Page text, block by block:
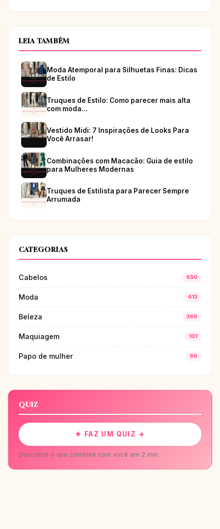
LEIA TAMBÉM
Moda Atemporal para Silhuetas Finas: Dicas
de Estilo
Truques de Estilo: Como parecer mais alta
com moda…
Vestido Midi: 7 Inspirações de Looks Para
Você Arrasar!
Combinações com Macacão: Guia de estilo
para Mulheres Modernas
Truques de Estilista para Parecer Sempre
Arrumada
CATEGORIAS
Cabelos 650
Moda 413
Beleza 369
Maquiagem 101
Papo de mulher 99
QUIZ
★ FAZ UM QUIZ →
Descobre o que combina com você em 2 min.